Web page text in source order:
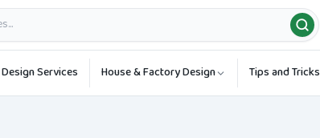
Services House & Factory Design Tips and Tricks